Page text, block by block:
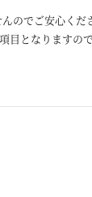
のでご安心くだ
目となりますの